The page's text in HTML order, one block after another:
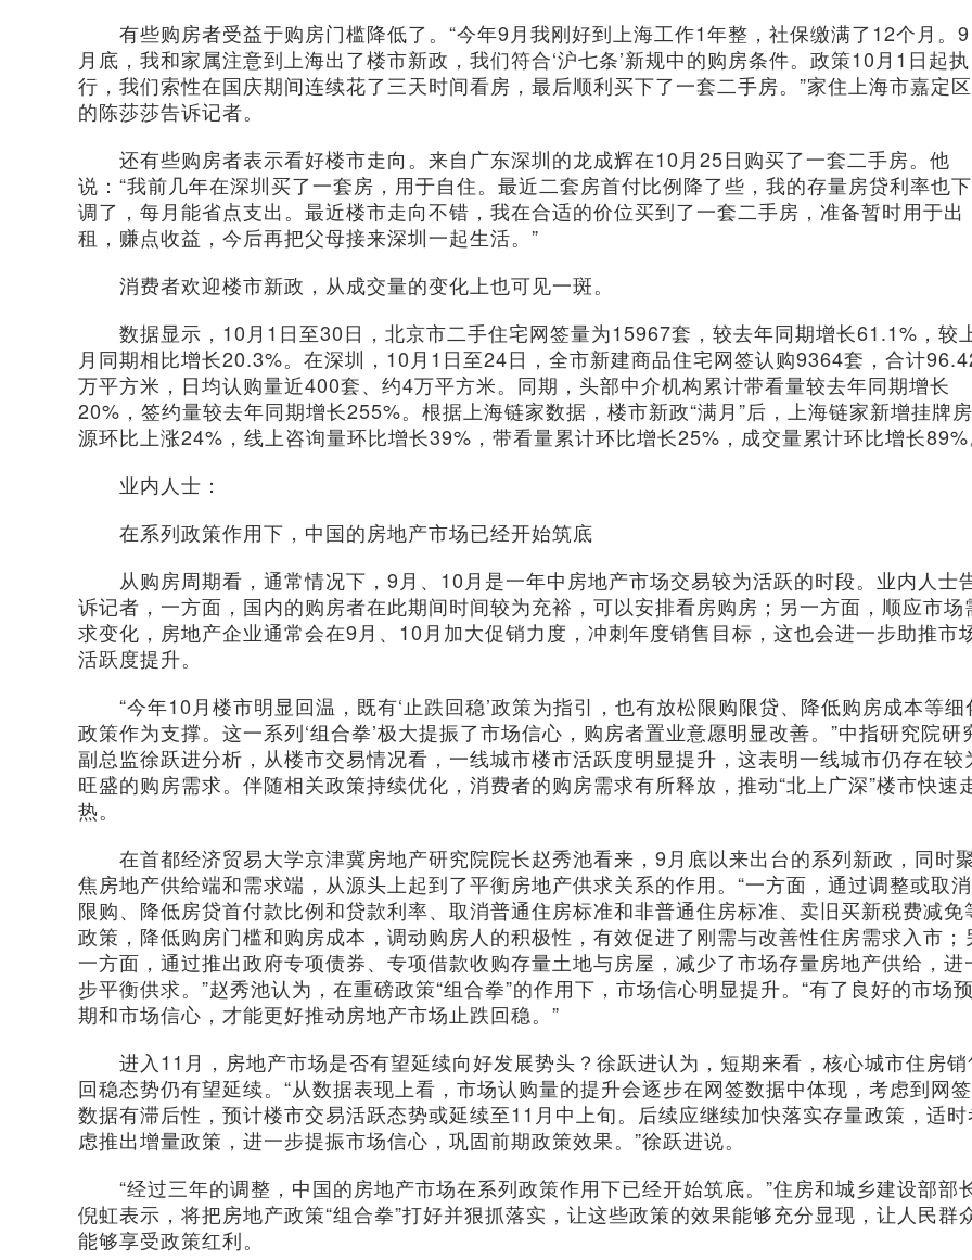
有些购房者受益于购房门槛降低了。“今年9月我刚好到上海工作1年整，社保缴满了12个月。9
月底，我和家属注意到上海出了楼市新政，我们符合‘沪七条’新规中的购房条件。政策10月1日起执
行，我们索性在国庆期间连续花了三天时间看房，最后顺利买下了一套二手房。”家住上海市嘉定区
的陈莎莎告诉记者。
还有些购房者表示看好楼市走向。来自广东深圳的龙成辉在10月25日购买了一套二手房。他
说：“我前几年在深圳买了一套房，用于自住。最近二套房首付比例降了些，我的存量房贷利率也下
调了，每月能省点支出。最近楼市走向不错，我在合适的价位买到了一套二手房，准备暂时用于出
租，赚点收益，今后再把父母接来深圳一起生活。”
消费者欢迎楼市新政，从成交量的变化上也可见一斑。
数据显示，10月1日至30日，北京市二手住宅网签量为15967套，较去年同期增长61.1%，较
月同期相比增长20.3%。在深圳，10月1日至24日，全市新建商品住宅网签认购9364套，合计
万平方米，日均认购量近400套、约4万平方米。同期，头部中介机构累计带看量较去年同期增长
20%，签约量较去年同期增长255%。根据上海链家数据，楼市新政“满月”后，上海链家新增挂牌房
源环比上涨24%，线上咨询量环比增长39%，带看量累计环比增长25%，成交量累计环比增长89%
业内人士：
在系列政策作用下，中国的房地产市场已经开始筑底
从购房周期看，通常情况下，9月、10月是一年中房地产市场交易较为活跃的时段。业内人士
诉记者，一方面，国内的购房者在此期间时间较为充裕，可以安排看房购房；另一方面，顺应市场
求变化，房地产企业通常会在9月、10月加大促销力度，冲刺年度销售目标，这也会进一步助推市
活跃度提升。
“今年10月楼市明显回温，既有‘止跌回稳’政策为指引，也有放松限购限贷、降低购房成本等细
政策作为支撑。这一系列‘组合拳’极大提振了市场信心，购房者置业意愿明显改善。”中指研究院研
副总监徐跃进分析，从楼市交易情况看，一线城市楼市活跃度明显提升，这表明一线城市仍存在较
旺盛的购房需求。伴随相关政策持续优化，消费者的购房需求有所释放，推动“北上广深”楼市快速
热。
在首都经济贸易大学京津冀房地产研究院院长赵秀池看来，9月底以来出台的系列新政，同时
焦房地产供给端和需求端，从源头上起到了平衡房地产供求关系的作用。“一方面，通过调整或取消
限购、降低房贷首付款比例和贷款利率、取消普通住房标准和非普通住房标准、卖旧买新税费减免
政策，降低购房门槛和购房成本，调动购房人的积极性，有效促进了刚需与改善性住房需求入市；
一方面，通过推出政府专项债券、专项借款收购存量土地与房屋，减少了市场存量房地产供给，进
步平衡供求。”赵秀池认为，在重磅政策“组合拳”的作用下，市场信心明显提升。“有了良好的市场预
期和市场信心，才能更好推动房地产市场止跌回稳。”
进入11月，房地产市场是否有望延续向好发展势头？徐跃进认为，短期来看，核心城市住房销
回稳态势仍有望延续。“从数据表现上看，市场认购量的提升会逐步在网签数据中体现，考虑到网签
数据有滞后性，预计楼市交易活跃态势或延续至11月中上旬。后续应继续加快落实存量政策，适时
虑推出增量政策，进一步提振市场信心，巩固前期政策效果。”徐跃进说。
“经过三年的调整，中国的房地产市场在系列政策作用下已经开始筑底。”住房和城乡建设部部
倪虹表示，将把房地产政策“组合拳”打好并狠抓落实，让这些政策的效果能够充分显现，让人民群
能够享受政策红利。